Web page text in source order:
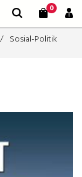
0
Sosial-Politik